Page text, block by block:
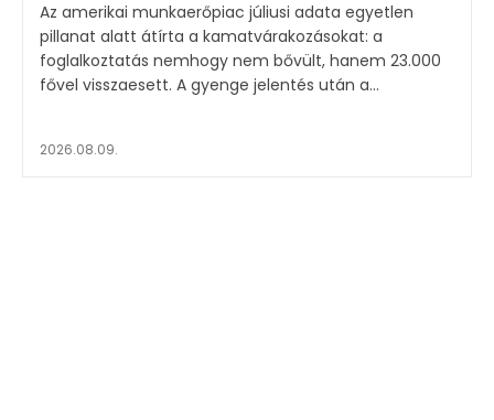
Az amerikai munkaerőpiac júliusi adata egyetlen
pillanat alatt átírta a kamatvárakozásokat: a
foglalkoztatás nemhogy nem bővült, hanem 23.000
fővel visszaesett. A gyenge jelentés után a...
2026.08.09.